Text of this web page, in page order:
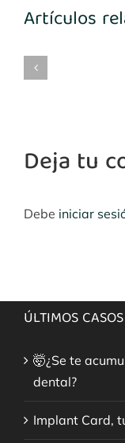
Artículos
Deja tu
Debe iniciar
ÚLTIMOS CASOS
🤯¿Se te
dental?
Implant Card,